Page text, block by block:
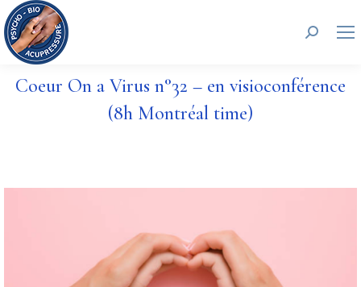
Coeur On a Virus n°32 – en visioconférence
(8h Montréal time)